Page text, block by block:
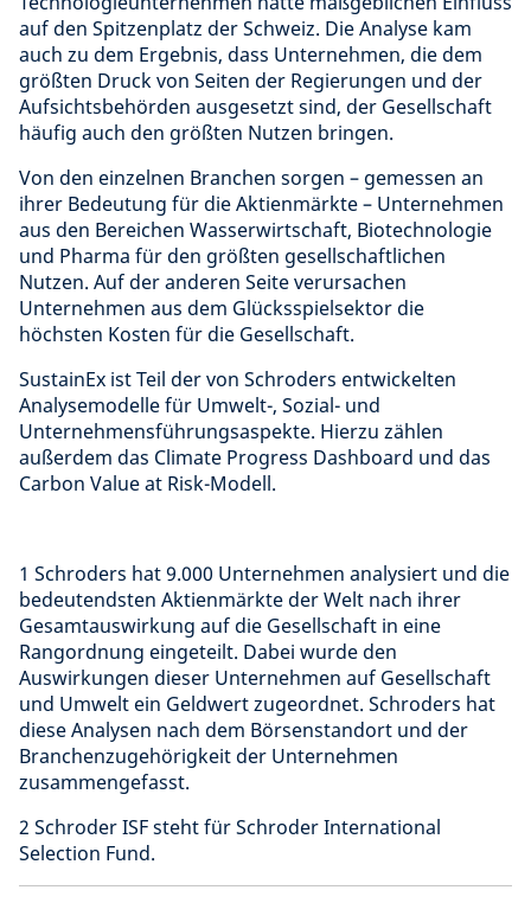
auf den Spitzenplatz der Schweiz. Die Analyse kam
auch zu dem Ergebnis, dass Unternehmen, die dem
größten Druck von Seiten der Regierungen und der
Aufsichtsbehörden ausgesetzt sind, der Gesellschaft
häufig auch den größten Nutzen bringen.
Von den einzelnen Branchen sorgen – gemessen an
ihrer Bedeutung für die Aktienmärkte – Unternehmen
aus den Bereichen Wasserwirtschaft, Biotechnologie
und Pharma für den größten gesellschaftlichen
Nutzen. Auf der anderen Seite verursachen
Unternehmen aus dem Glücksspielsektor die
höchsten Kosten für die Gesellschaft.
SustainEx ist Teil der von Schroders entwickelten
Analysemodelle für Umwelt-, Sozial- und
Unternehmensführungsaspekte. Hierzu zählen
außerdem das Climate Progress Dashboard und das
Carbon Value at Risk-Modell.
1 Schroders hat 9.000 Unternehmen analysiert und die
bedeutendsten Aktienmärkte der Welt nach ihrer
Gesamtauswirkung auf die Gesellschaft in eine
Rangordnung eingeteilt. Dabei wurde den
Auswirkungen dieser Unternehmen auf Gesellschaft
und Umwelt ein Geldwert zugeordnet. Schroders hat
diese Analysen nach dem Börsenstandort und der
Branchenzugehörigkeit der Unternehmen
zusammengefasst.
2 Schroder ISF steht für Schroder International
Selection Fund.